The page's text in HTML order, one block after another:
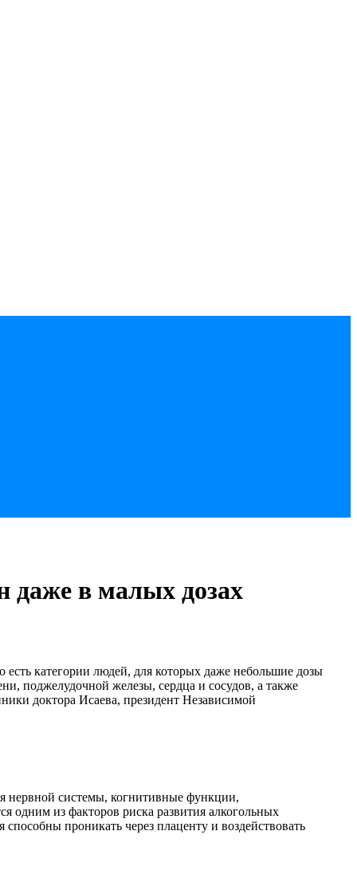
даже в малых дозах
есть категории людей, для которых даже небольшие дозы
поджелудочной железы, сердца и сосудов, а также
доктора Исаева, президент Независимой
нервной системы, когнитивные функции,
одним из факторов риска развития алкогольных
проникать через плаценту и воздействовать